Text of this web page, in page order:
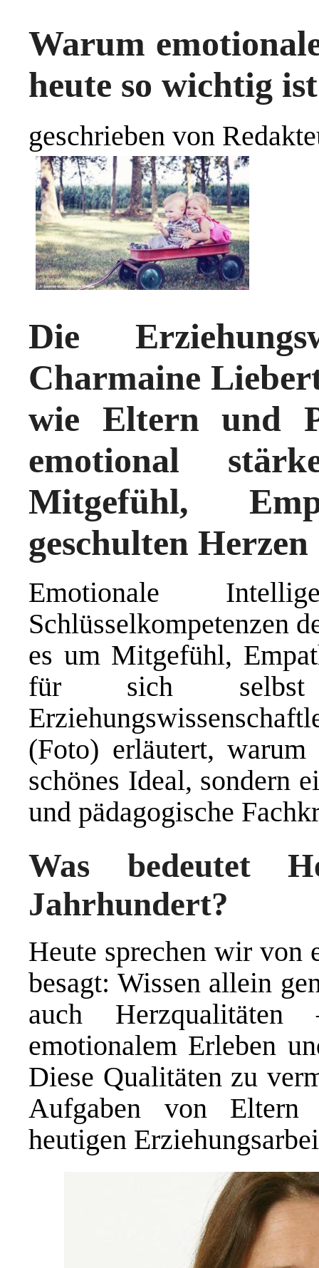
Warum
heute so wichtig ist
geschrieben von
Die
Charmaine
wie Eltern und
emotional
Mitgefühl,
geschulten Herzen
Emotionale
Schlüsselkompetenzen
es um Mitgefühl,
für sich
(Foto) erläutert,
schönes Ideal, sondern
und pädagogische
Was bedeutet
Jahrhundert?
Heute sprechen wir von
besagt: Wissen allein
auch
emotionalem Erleben
Diese Qualitäten zu
Aufgaben von Eltern
heutigen